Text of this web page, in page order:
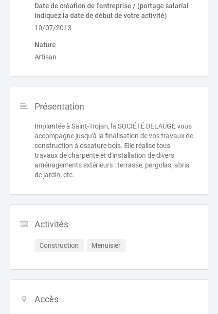
Date de création de l'entreprise / (portage salarial
indiquez la date de début de votre activité)
10/07/2013
Nature
Artisan
Présentation
Implantée à Saint-Trojan, la SOCIÉTÉ DELAUGE vous
accompagne jusqu'à la finalisation de vos travaux de
construction à ossature bois. Elle réalise tous
travaux de charpente et d'installation de divers
aménagements extérieurs : terrasse, pergolas, abris
de jardin, etc.
Activités
Construction Menuisier
Accès